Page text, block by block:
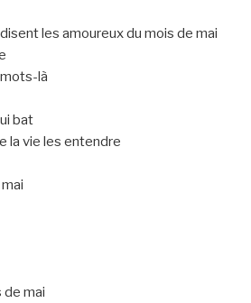
les amoureux du mois de mai
là
bat
la vie les entendre
de mai